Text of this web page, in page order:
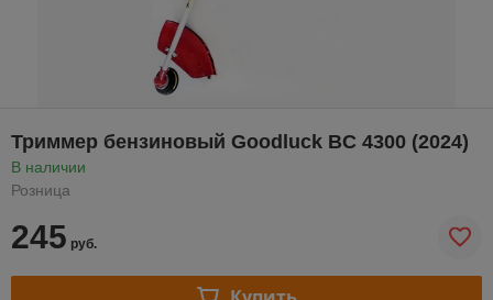
Триммер бензиновый Goodluck BC 4300 (2024)
В наличии
Розница
245 руб.